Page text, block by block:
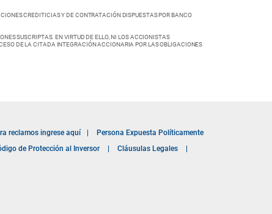
CREDITICIAS Y DE CONTRATACIÓN DISPUESTAS POR BANCO
SUSCRIPTAS. EN VIRTUD DE ELLO, NI LOS ACCIONISTAS
DE LA CITADA INTEGRACIÓN ACCIONARIA POR LAS OBLIGACIONES
reclamos ingrese aquí
Persona Expuesta Políticamente
de Protección al Inversor Cláusulas Legales